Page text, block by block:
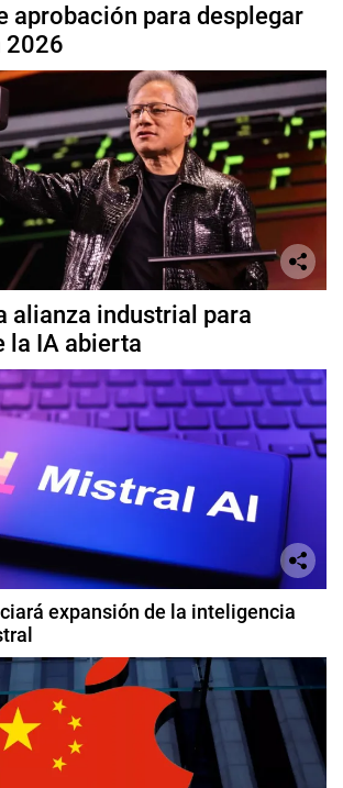
aprobación para desplegar
2026
alianza industrial para
la IA abierta
expansión de la inteligencia